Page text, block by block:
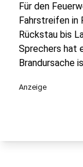
Für den
Fahrstreifen in
Rückstau bis
Sprechers hat
Brandursache
Anzeige